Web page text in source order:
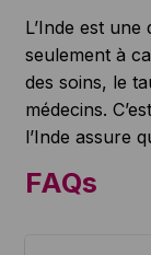
L’Inde est
seulement à
des soins, le
médecins.
l’Inde assure
FAQs